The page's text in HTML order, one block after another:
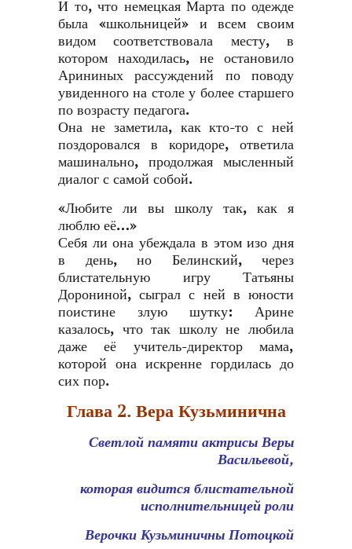
И то, что немецкая Марта по одежде
была «школьницей» и всем своим
видом соответствовала месту, в
котором находилась, не остановило
Арининых рассуждений по поводу
увиденного на столе у более старшего
по возрасту педагога.
Она не заметила, как кто-то с ней
поздоровался в коридоре, ответила
машинально, продолжая мысленный
диалог с самой собой.
«Любите ли вы школу так, как я
люблю её…»
Себя ли она убеждала в этом изо дня
в день, но Белинский, через
блистательную игру Татьяны
Дорониной, сыграл с ней в юности
поистине злую шутку: Арине
казалось, что так школу не любила
даже её учитель-директор мама,
которой она искренне гордилась до
сих пор.
Глава 2. Вера Кузьминична
Светлой памяти актрисы Веры
Васильевой,
которая видится блистательной
исполнительницей роли
Верочки Кузьминичны Потоцкой